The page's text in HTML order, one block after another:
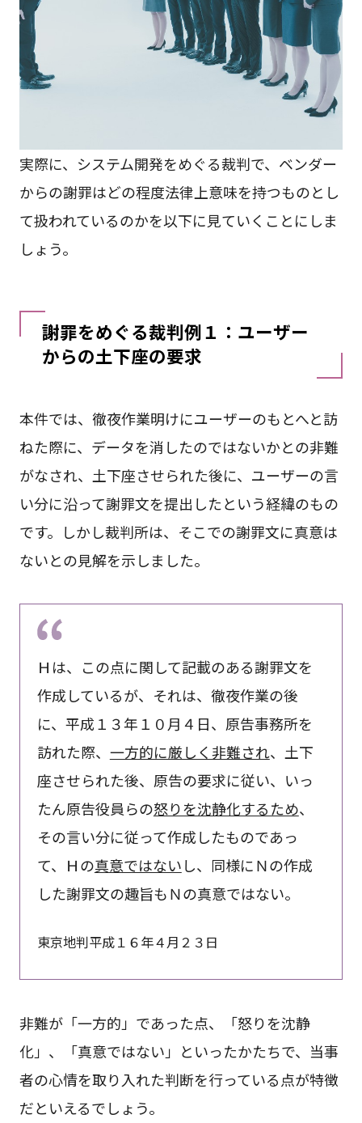
実際に、システム開発をめぐる裁判で、ベンダー
からの謝罪はどの程度法律上意味を持つものとし
て扱われているのかを以下に見ていくことにしま
しょう。
謝罪をめぐる裁判例１：ユーザー
からの土下座の要求
本件では、徹夜作業明けにユーザーのもとへと訪
ねた際に、データを消したのではないかとの非難
がなされ、土下座させられた後に、ユーザーの言
い分に沿って謝罪文を提出したという経緯のもの
です。しかし裁判所は、そこでの謝罪文に真意は
ないとの見解を示しました。
Ｈは、この点に関して記載のある謝罪文を
作成しているが、それは、徹夜作業の後
に、平成１３年１０月４日、原告事務所を
訪れた際、 一方的に厳しく非難され、土下
座させられた後、原告の要求に従い、いっ
たん原告役員らの怒りを沈静化するため、
その言い分に従って作成したものであっ
て、Ｈの真意ではないし、同様にＮの作成
した謝罪文の趣旨もＮの真意ではない。
東京地判平成１６年４月２３日
非難が「一方的」であった点、「怒りを沈静
化」、「真意ではない」といったかたちで、当事
者の心情を取り入れた判断を行っている点が特徴
だといえるでしょう。